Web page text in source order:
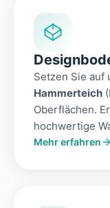
Setzen Sie auf
Hammerteich
Oberflächen.
hochwertige
Mehr erfahren